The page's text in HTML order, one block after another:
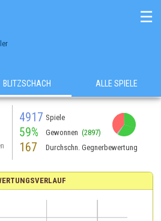
☰
BLITZSCHACH ALLE SPIELE
4917 Spiele
59% Gewonnen (2897)
167 Durchschn. Gegnerbewertung